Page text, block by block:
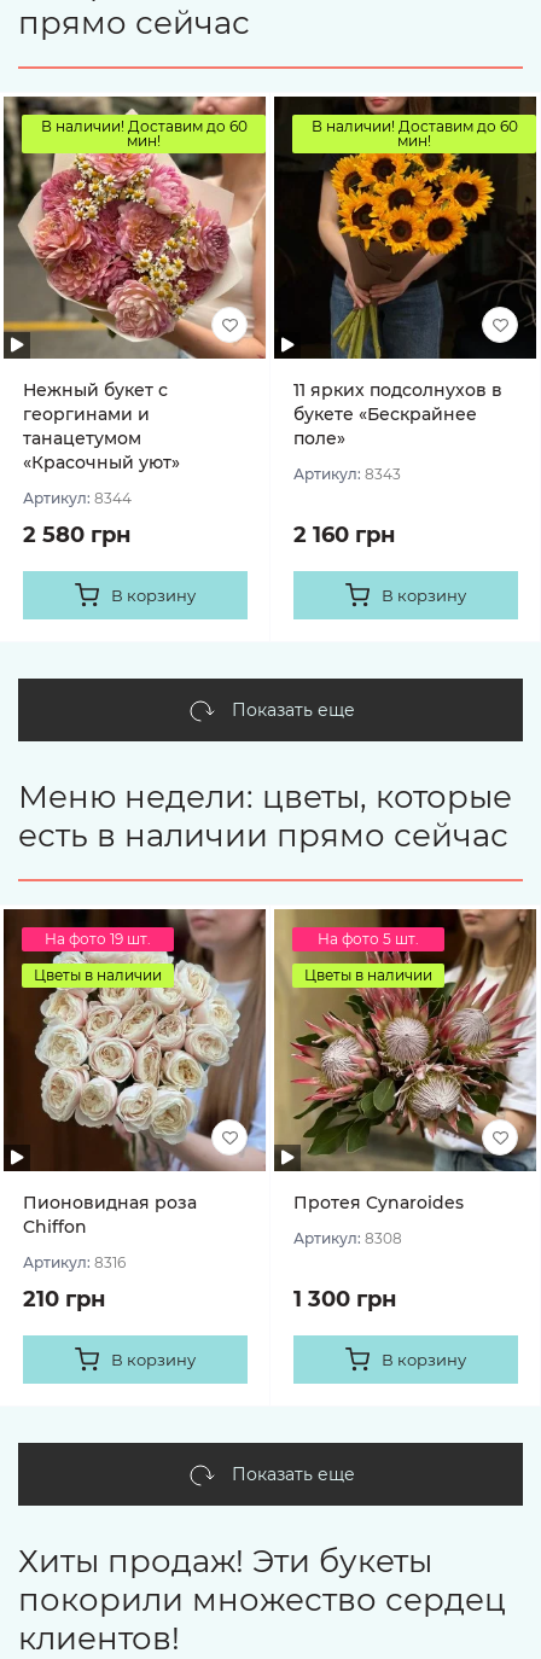
прямо сейчас
В наличии! Доставим до 60
мин!
Нежный букет с
георгинами и
танацетумом
«Красочный уют»
Артикул: 8344
2 580 грн
В корзину
В наличии! Доставим до 60
мин!
11 ярких подсолнухов в
букете «Бескрайнее
поле»
Артикул: 8343
2 160 грн
В корзину
Показать еще
Меню недели: цветы, которые
есть в наличии прямо сейчас
На фото 19 шт.
Цветы в наличии
Пионовидная роза
Chiffon
Артикул: 8316
210 грн
В корзину
На фото 5 шт.
Цветы в наличии
Протея Cynaroides
Артикул: 8308
1 300 грн
В корзину
Показать еще
Хиты продаж! Эти букеты
покорили множество сердец
клиентов!